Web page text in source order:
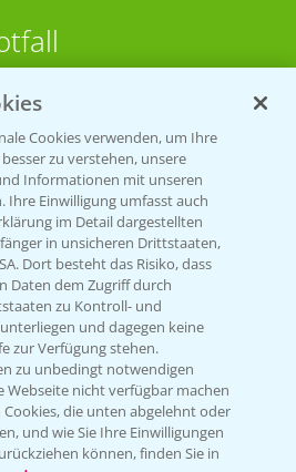
WhatsApp
346 564 1
30-20220
Cookies verwenden, um Ihre
zu verstehen, unsere
Informationen mit unseren
Ihre Einwilligung umfasst auch
im Detail dargestellten
in unsicheren Drittstaaten,
Dort besteht das Risiko, dass
Daten dem Zugriff durch
zu Kontroll- und
und dagegen keine
zur Verfügung stehen.
zu unbedingt notwendigen
Webseite nicht verfügbar machen
die unten abgelehnt oder
und wie Sie Ihre Einwilligungen
können, finden Sie in